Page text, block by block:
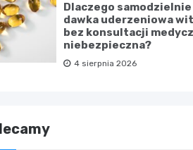
Dlaczego
dawka uderzeniowa
bez konsultacji
niebezpieczna?
4 sierpnia 2026